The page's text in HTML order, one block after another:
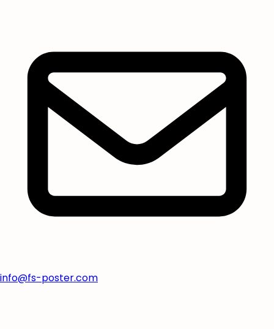
info@fs-poster.com